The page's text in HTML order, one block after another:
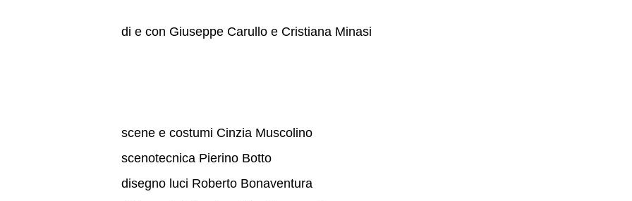
di e con Giuseppe Carullo e Cristiana Minasi
scene e costumi Cinzia Muscolino
scenotecnica Pierino Botto
disegno luci Roberto Bonaventura